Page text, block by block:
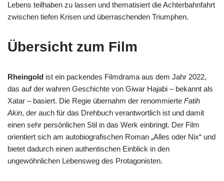
Lebens teilhaben zu lassen und thematisiert die Achterbahnfahrt
zwischen tiefen Krisen und überraschenden Triumphen.
Übersicht zum Film
Rheingold ist ein packendes Filmdrama aus dem Jahr 2022,
das auf der wahren Geschichte von Giwar Hajabi – bekannt als
Xatar – basiert. Die Regie übernahm der renommierte Fatih
Akin, der auch für das Drehbuch verantwortlich ist und damit
einen sehr persönlichen Stil in das Werk einbringt. Der Film
orientiert sich am autobiografischen Roman „Alles oder Nix“ und
bietet dadurch einen authentischen Einblick in den
ungewöhnlichen Lebensweg des Protagonisten.